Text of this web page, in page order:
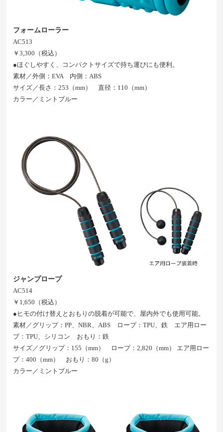
フォームローラー
AC513
￥3,300（税込）
●ほぐしやすく、コンパクトサイズで持ち運びにも便利。
素材／外側：EVA 内側：ABS
サイズ／長さ：253（mm） 直径：110（mm）
カラー／ミントブルー
ジャンプロープ
AC514
￥1,650（税込）
●ヒモの付け替えとおもりの脱着が可能で、屋内外でも使用可能。
素材／グリップ：PP、NBR、ABS ロープ：TPU、鉄 エア用ロー
プ：TPU、シリコン おもり：鉄
サイズ／グリップ：155（mm） ロープ：2,820（mm） エア用ロー
プ：400（mm） おもり：80（g）
カラー／ミントブルー